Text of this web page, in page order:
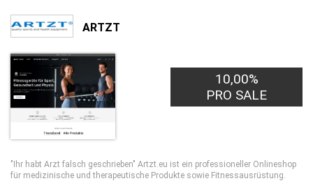
ARTZT
10,00%
PRO SALE
"Ihr habt Arzt falsch geschrieben" Artzt.eu ist ein professioneller Onlineshop
für medizinische und therapeutische Produkte sowie Fitnessausrüstung.